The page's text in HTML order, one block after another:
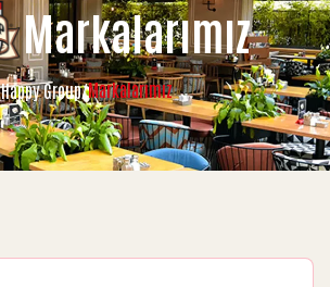
Markalarımız
Happy Group/Markalarımız